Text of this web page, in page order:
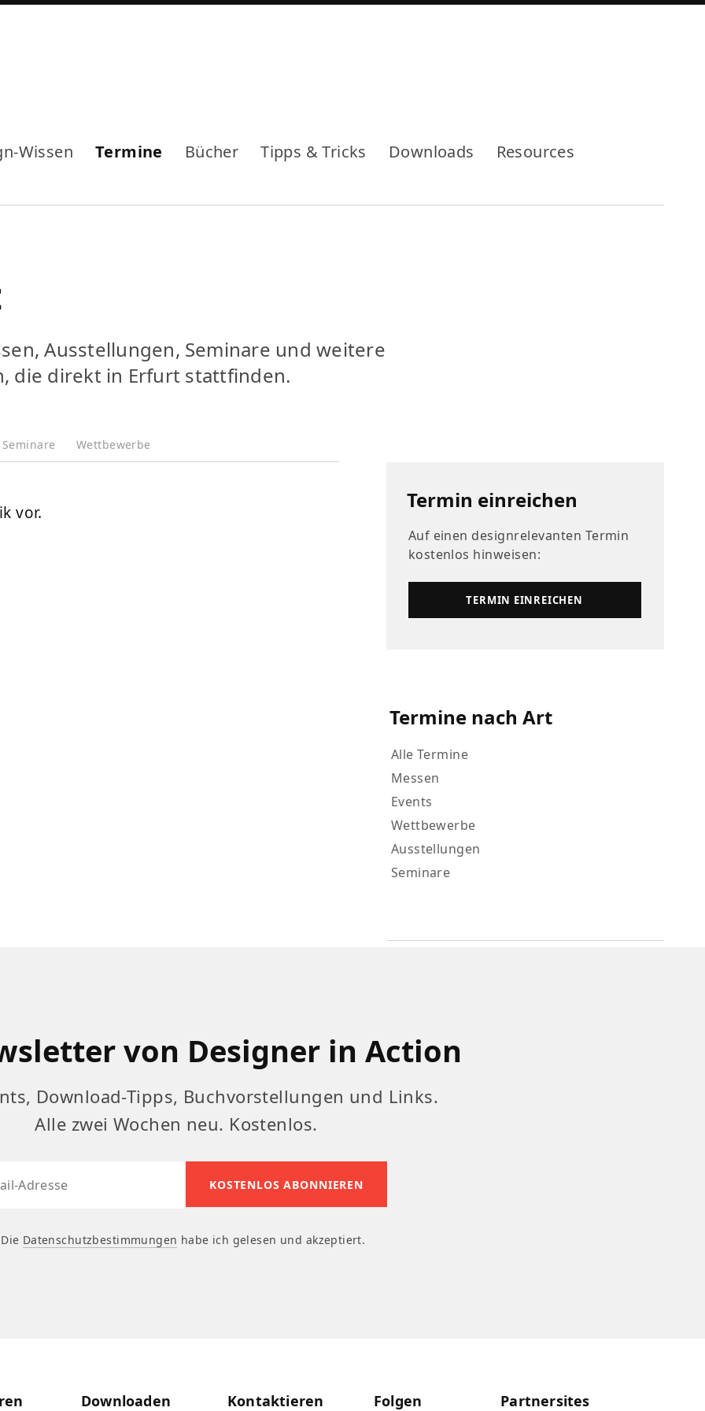
Wissen Termine Bücher Tipps & Tricks Downloads Resources
Ausstellungen, Seminare und weitere
die direkt in Erfurt stattfinden.
Seminare Wettbewerbe
vor.
Termin einreichen
Auf einen designrelevanten Termin
kostenlos hinweisen:
TERMIN EINREICHEN
Termine nach Art
Alle Termine
Messen
Events
Wettbewerbe
Ausstellungen
Seminare
von Designer in Action
Download-Tipps, Buchvorstellungen und Links.
Alle zwei Wochen neu. Kostenlos.
Datenschutzbestimmungen habe ich gelesen und akzeptiert.
Downloaden Kontaktieren Folgen Partnersites